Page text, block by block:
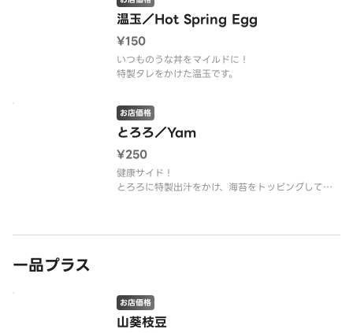
温玉／Hot Spring Egg
¥150
いつものうな丼をマイルドに！
特製タレをかけた温玉です。
とろろ／Yam
お店価格
¥250
健康サイド！
とろろに特製出汁をかけ、海苔をトッピングしてお
一品プラス
山葵枝豆
お店価格